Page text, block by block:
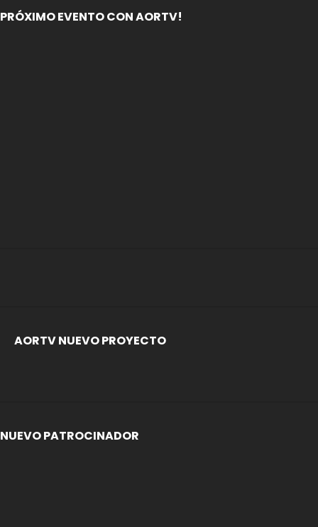
PRÓXIMO EVENTO CON AORTV!
AORTV NUEVO PROYECTO
NUEVO PATROCINADOR